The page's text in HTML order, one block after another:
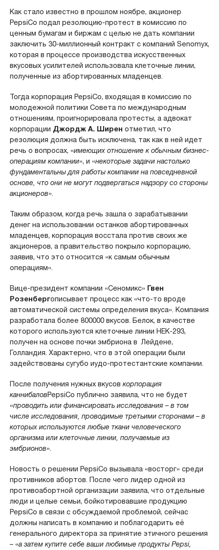
Как стало известно в прошлом ноябре, акционер
PepsiCo подал резолюцию-протест в комиссию по
ценным бумагам и биржам с целью не дать компании
заключить 30-миллионный контракт с компаний Senomyx,
которая в процессе производства искусственных
вкусовых усилителей использовала клеточные линии,
полученные из абортированных младенцев.
Тогда корпорация PepsiCo, входящая в комиссию по
молодежной политики Совета по международным
отношениям, проигнорировала протесты, а адвокат
корпорации Джордж А. Ширен отметил, что
резолюция должна быть исключена, так как в ней идет
речь о вопросах, «имеющих отношение к обычным бизнес-
операциям компании», и «некоторые задачи настолько
фундаментальны для работы компании на повседневной
основе, что они не могут подвергаться надзору со стороны
акционеров».
Таким образом, когда речь зашла о зарабатывании
денег на использовании останков абортированных
младенцев, корпорация восстала против своих же
акционеров, а правительство покрыло корпорацию,
заявив, что это относится «к самым обычным
операциям».
Вице-президент компании «Сеномикс» Гвен
Розенбергописывает процесс как «что-то вроде
автоматической системы определения вкуса». Компания
разработала более 800000 вкусов. Белок, в качестве
которого используются клеточные линии HEK-293,
получен на основе почки эмбриона в Лейдене,
Голландия. Характерно, что в этой операции были
задействованы сугубо иудо-протестантские компании.
После получения нужных вкусов корпорация
каннибаловPepsiCo публично заявила, что не будет
«проводить или финансировать исследования – в том
числе исследования, проводимые третьими сторонами – в
которых используются любые ткани человеческого
организма или клеточные линии, получаемые из
эмбрионов».
Новость о решении PepsiCo вызывала «восторг» среди
противников абортов. После чего лидер одной из
противоабортной организации заявила, что отдельные
люди и целые семьи, бойкотировавшие продукцию
PepsiCo в связи с обсуждаемой проблемой, сейчас
должны написать в компанию и поблагодарить её
генерального директора за принятие этичного решения
– «а затем купите себе ваши любимые продукты Pepsi,